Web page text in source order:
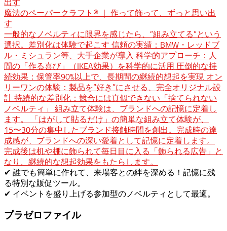
魔法のペーパークラフト® ｜ 作って飾って、ずっと思い出
す
一般的なノベルティに限界を感じたら、”組み立てる”という
選択。差別化は体験で起こす 信頼の実績：BMW・レッドブ
ル・ミシュラン等、大手企業が導入 科学的アプローチ：人
間の「作る喜び」（IKEA効果）を科学的に活用 圧倒的な持
続効果：保管率90%以上で、長期間の継続的想起を実現 オン
リーワンの体験：製品を“好き”にさせる、完全オリジナル設
計 持続的な差別化：競合には真似できない「捨てられない
ノベルティ」 組み立て体験は、ブランドへの記憶に定着し
ます。 「はがして貼るだけ」の簡単な組み立て体験が、
15〜30分の集中したブランド接触時間を創出。完成時の達
成感が、ブランドへの深い愛着として記憶に定着します。
完成後は机や棚に飾られて毎日目に入る「飾られる広告」と
なり、継続的な想起効果をもたらします。
✔ 誰でも簡単に作れて、来場客との絆を深める！記憶に残
る特別な販促ツール。
✔ イベントを盛り上げる参加型のノベルティとして最適。
プラゼロファイル